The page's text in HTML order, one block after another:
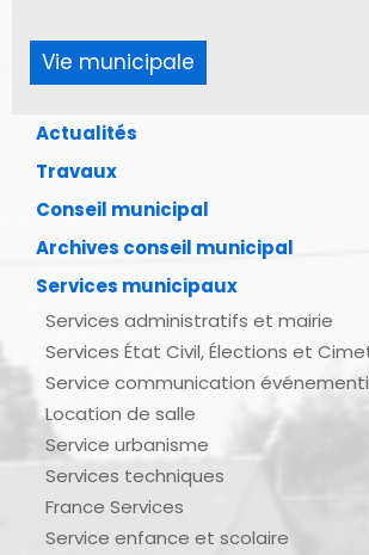
Vie municipale
Actualités
Travaux
Conseil municipal
Archives conseil municipal
Services municipaux
Services administratifs et mairie
Services État Civil, Élections et
Service communication
Location de salle
Service urbanisme
Services techniques
France Services
Service enfance et scolaire